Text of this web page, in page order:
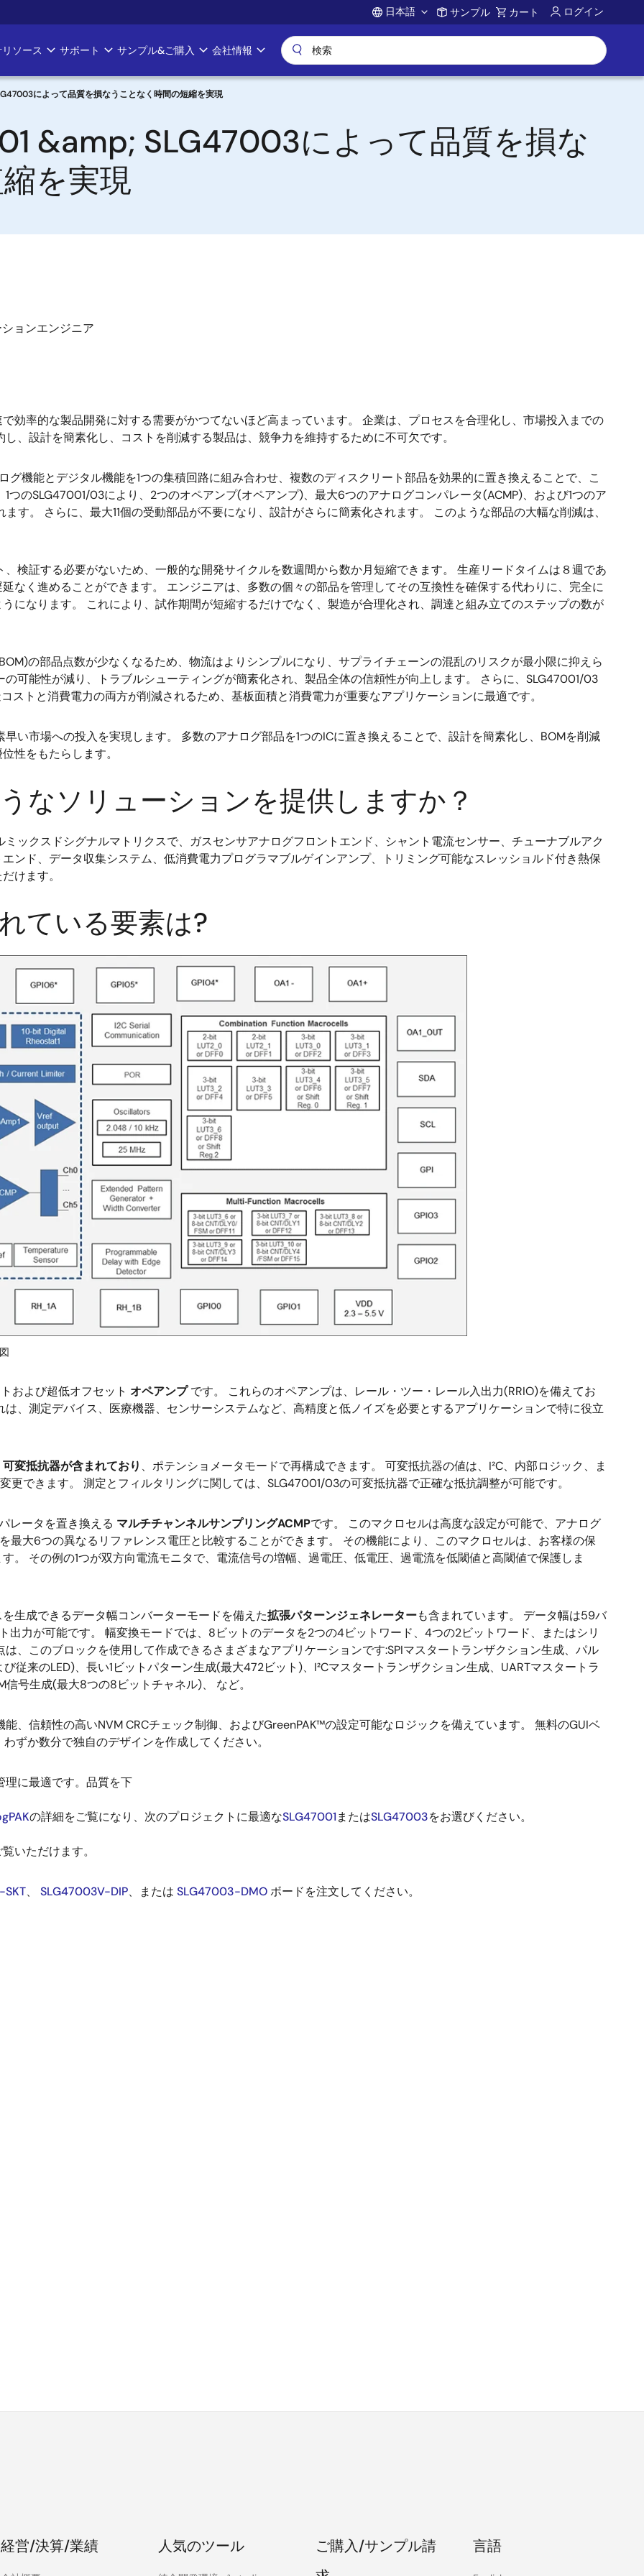
Account
日本語 サンプル カート ログイン
ソース サポート サンプル&ご購入 会社情報
によって品質を損なうことなく時間の短縮を実現
&amp; SLG47003によって品質を損な
を実現
ョンエンジニア
効率的な製品開発に対する需要がかつてないほど高まっています。 企業は、プロセスを合理化し、市場投入までの
、設計を簡素化し、コストを削減する製品は、競争力を維持するために不可欠です。
機能とデジタル機能を1つの集積回路に組み合わせ、複数のディスクリート部品を効果的に置き換えることで、こ
つのSLG47001/03により、2つのオペアンプ(オペアンプ)、最大6つのアナログコンパレータ(ACMP)、および1つのア
す。 さらに、最大11個の受動部品が不要になり、設計がさらに簡素化されます。 このような部品の大幅な削減は、
検証する必要がないため、一般的な開発サイクルを数週間から数か月短縮できます。 生産リードタイムは８週であ
なく進めることができます。 エンジニアは、多数の個々の部品を管理してその互換性を確保する代わりに、完全に
になります。 これにより、試作期間が短縮するだけでなく、製造が合理化され、調達と組み立てのステップの数が
の部品点数が少なくなるため、物流はよりシンプルになり、サプライチェーンの混乱のリスクが最小限に抑えら
可能性が減り、トラブルシューティングが簡素化され、製品全体の信頼性が向上します。 さらに、SLG47001/03
ストと消費電力の両方が削減されるため、基板面積と消費電力が重要なアプリケーションに最適です。
い市場への投入を実現します。 多数のアナログ部品を1つのICに置き換えることで、設計を簡素化し、BOMを削減
性をもたらします。
なソリューションを提供しますか？
ックスドシグナルマトリクスで、ガスセンサアナログフロントエンド、シャント電流センサー、チューナブルアク
ンド、データ収集システム、低消費電力プログラマブルゲインアンプ、トリミング可能なスレッショルド付き熱保
けます。
ている要素は?
および超低オフセット オペアンプです。 これらのオペアンプは、レール・ツー・レール入出力(RRIO)を備えてお
、測定デバイス、医療機器、センサーシステムなど、高精度と低ノイズを必要とするアプリケーションで特に役立
可変抵抗器が含まれており 、ポテンショメータモードで再構成できます。 可変抵抗器の値は、I²C、内部ロジック、ま
できます。 測定とフィルタリングに関しては、SLG47001/03の可変抵抗器で正確な抵抗調整が可能です。
レータを置き換える マルチチャンネルサンプリングACMPです。 このマクロセルは高度な設定が可能で、アナログ
最大6つの異なるリファレンス電圧と比較することができます。 その機能により、このマクロセルは、お客様の保
。 その例の1つが双方向電流モニタで、電流信号の増幅、過電圧、低電圧、過電流を低閾値と高閾値で保護しま
生成できるデータ幅コンバーターモードを備えた拡張パターンジェネレーターも含まれています。 データ幅は59バ
力が可能です。 幅変換モードでは、8ビットのデータを2つの4ビットワード、4つの2ビットワード、またはシリ
、このブロックを使用して作成できるさまざまなアプリケーションです:SPIマスタートランザクション生成、パル
従来のLED)、長い1ビットパターン生成(最大472ビット)、I²Cマスタートランザクション生成、UARTマスタートラ
号生成(最大8つの8ビットチャネル)、 など。
、信頼性の高いNVM CRCチェック制御、およびGreenPAK™の設定可能なロジックを備えています。 無料のGUIベ
ずか数分で独自のデザインを作成してください。
理に最適です。品質を下
の詳細をご覧になり、次のプロジェクトに最適なSLG47001またはSLG47003をお選びください。
いただけます。
SKT、 SLG47003V-DIP、または SLG47003-DMOボードを注文してください。
経営/決算/業績 人気のツール
ご購入/サンプル請
言語